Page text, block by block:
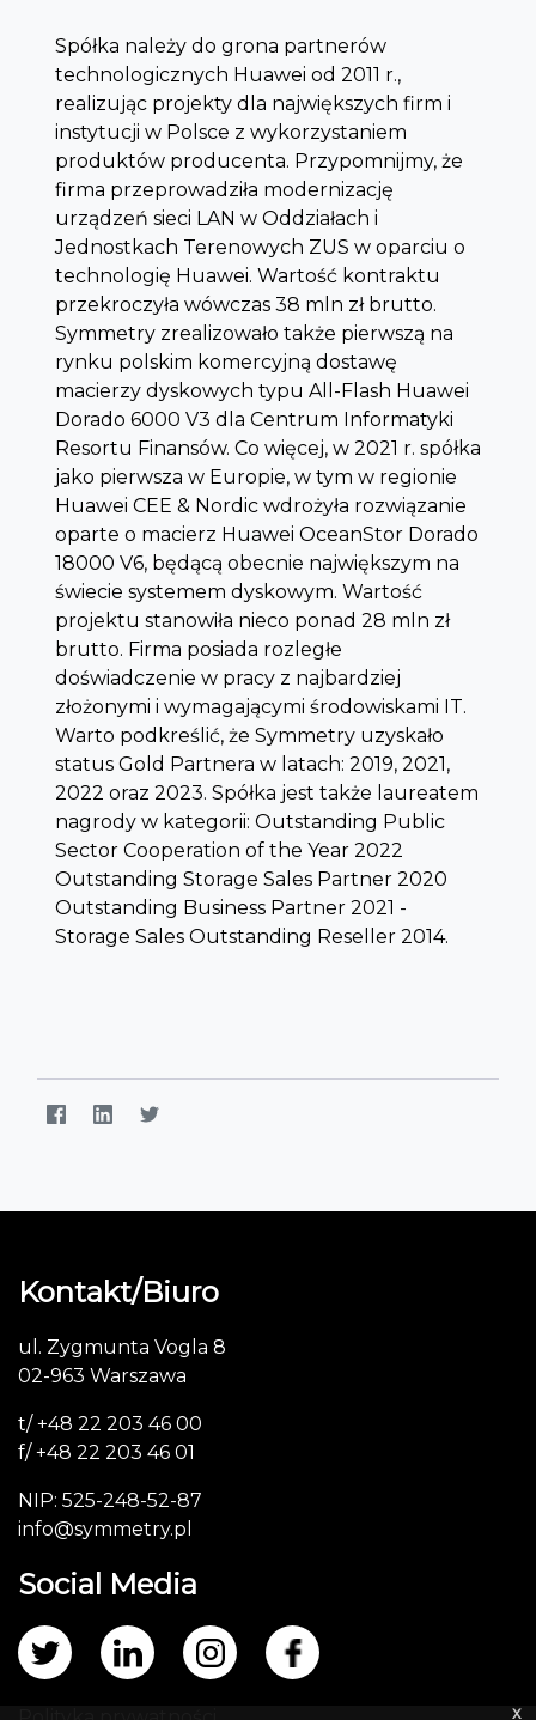
Spółka należy do grona partnerów
technologicznych Huawei od 2011 r.,
realizując projekty dla największych firm i
instytucji w Polsce z wykorzystaniem
produktów producenta. Przypomnijmy, że
firma przeprowadziła modernizację
urządzeń sieci LAN w Oddziałach i
Jednostkach Terenowych ZUS w oparciu o
technologię Huawei. Wartość kontraktu
przekroczyła wówczas 38 mln zł brutto.
Symmetry zrealizowało także pierwszą na
rynku polskim komercyjną dostawę
macierzy dyskowych typu All-Flash Huawei
Dorado 6000 V3 dla Centrum Informatyki
Resortu Finansów. Co więcej, w 2021 r. spółka
jako pierwsza w Europie, w tym w regionie
Huawei CEE & Nordic wdrożyła rozwiązanie
oparte o macierz Huawei OceanStor Dorado
18000 V6, będącą obecnie największym na
świecie systemem dyskowym. Wartość
projektu stanowiła nieco ponad 28 mln zł
brutto. Firma posiada rozległe
doświadczenie w pracy z najbardziej
złożonymi i wymagającymi środowiskami IT.
Warto podkreślić, że Symmetry uzyskało
status Gold Partnera w latach: 2019, 2021,
2022 oraz 2023. Spółka jest także laureatem
nagrody w kategorii: Outstanding Public
Sector Cooperation of the Year 2022
Outstanding Storage Sales Partner 2020
Outstanding Business Partner 2021 -
Storage Sales Outstanding Reseller 2014.
Kontakt/Biuro
ul. Zygmunta Vogla 8
02-963 Warszawa
t/ +48 22 203 46 00
f/ +48 22 203 46 01
NIP: 525-248-52-87
info@symmetry.pl
Social Media
x